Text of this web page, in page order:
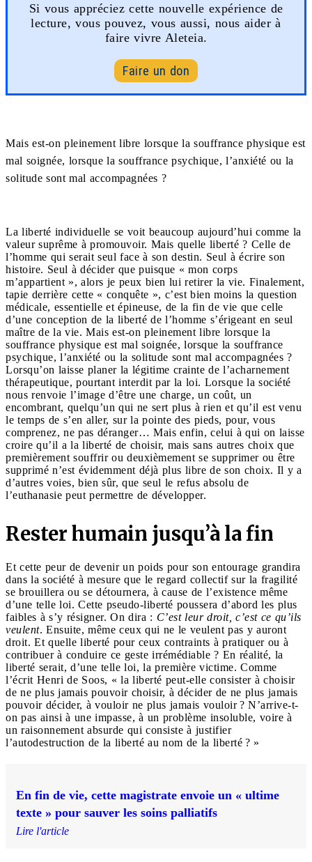
Si vous appréciez cette nouvelle expérience de
lecture, vous pouvez, vous aussi, nous aider à
faire vivre Aleteia.
Faire un don
Mais est-on pleinement libre lorsque la souffrance physique est
mal soignée, lorsque la souffrance psychique, l’anxiété ou la
solitude sont mal accompagnées ?
La liberté individuelle se voit beaucoup aujourd’hui comme la
valeur suprême à promouvoir. Mais quelle liberté ? Celle de
l’homme qui serait seul face à son destin. Seul à écrire son
histoire. Seul à décider que puisque « mon corps
m’appartient », alors je peux bien lui retirer la vie. Finalement,
tapie derrière cette « conquête », c’est bien moins la question
médicale, essentielle et épineuse, de la fin de vie que celle
d’une conception de la liberté de l’homme s’érigeant en seul
maître de la vie. Mais est-on pleinement libre lorsque la
souffrance physique est mal soignée, lorsque la souffrance
psychique, l’anxiété ou la solitude sont mal accompagnées ?
Lorsqu’on laisse planer la légitime crainte de l’acharnement
thérapeutique, pourtant interdit par la loi. Lorsque la société
nous renvoie l’image d’être une charge, un coût, un
encombrant, quelqu’un qui ne sert plus à rien et qu’il est venu
le temps de s’en aller, sur la pointe des pieds, pour, vous
comprenez, ne pas déranger… Mais enfin, celui à qui on laisse
croire qu’il a la liberté de choisir, mais sans autres choix que
premièrement souffrir ou deuxièmement se supprimer ou être
supprimé n’est évidemment déjà plus libre de son choix. Il y a
d’autres voies, bien sûr, que seul le refus absolu de
l’euthanasie peut permettre de développer.
Rester humain jusqu’à la fin
Et cette peur de devenir un poids pour son entourage grandira
dans la société à mesure que le regard collectif sur la fragilité
se brouillera ou se détournera, à cause de l’existence même
d’une telle loi. Cette pseudo-liberté poussera d’abord les plus
faibles à s’y résigner. On dira : C’est leur droit, c’est ce qu’ils
veulent. Ensuite, même ceux qui ne le veulent pas y auront
droit. Et quelle liberté pour ceux contraints à pratiquer ou à
contribuer à conduire ce geste irrémédiable ? En réalité, la
liberté serait, d’une telle loi, la première victime. Comme
l’écrit Henri de Soos, « la liberté peut-elle consister à choisir
de ne plus jamais pouvoir choisir, à décider de ne plus jamais
pouvoir décider, à vouloir ne plus jamais vouloir ? N’arrive-t-
on pas ainsi à une impasse, à un problème insoluble, voire à
un raisonnement absurde qui consiste à justifier
l’autodestruction de la liberté au nom de la liberté ? »
En fin de vie, cette magistrate envoie un « ultime
texte » pour sauver les soins palliatifs
Lire l'article